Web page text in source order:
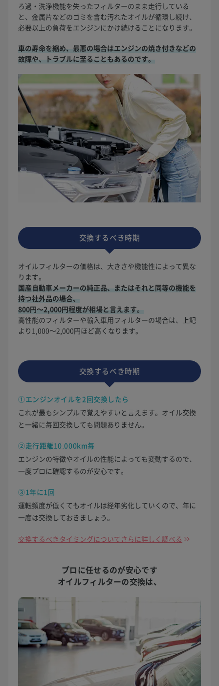
ろ過・洗浄機能を失ったフィルターのまま走行している
と、金属片などのゴミを含む汚れたオイルが循環し続け、
必要以上の負荷をエンジンにかけ続けることになります。
車の寿命を縮め、最悪の場合はエンジンの焼き付きなどの
故障や、トラブルに至ることもあるのです。
交換するべき時期
オイルフィルターの価格は、大きさや機能性によって異な
ります。
国産自動車メーカーの純正品、またはそれと同等の機能を
持つ社外品の場合、
800円〜2,000円程度が相場と言えます。
高性能のフィルターや輸入車用フィルターの場合は、上記
より1,000〜2,000円ほど高くなります。
交換するべき時期
①エンジンオイルを2回交換したら
これが最もシンプルで覚えやすいと言えます。オイル交換
と一緒に毎回交換しても問題ありません。
②走行距離10,000km毎
エンジンの特徴やオイルの性能によっても変動するので、
一度プロに確認するのが安心です。
③1年に1回
運転頻度が低くてもオイルは経年劣化していくので、年に
一度は交換しておきましょう。
交換するべきタイミングについてさらに詳しく調べる
プロに任せるのが安心です
オイルフィルターの交換は、